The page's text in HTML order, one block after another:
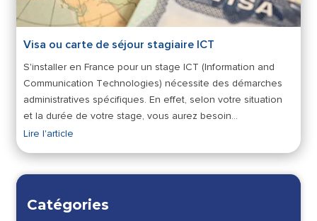
Visa ou carte de séjour stagiaire ICT
S'installer en France pour un stage ICT (Information and
Communication Technologies) nécessite des démarches
administratives spécifiques. En effet, selon votre situation
et la durée de votre stage, vous aurez besoin…
Lire l'article
Catégories